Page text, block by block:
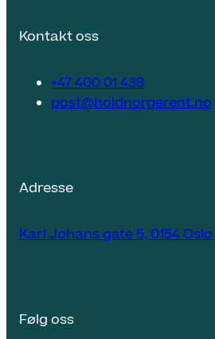
Kontakt oss
+47 400 01 438
post@holdnorgerent.no
Adresse
Karl Johans gate 5, 0154 Oslo
Følg oss